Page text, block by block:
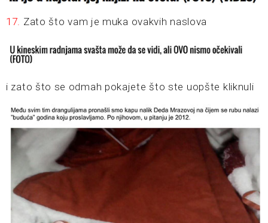
17. Zato što vam je muka ovakvih naslova
i zato što se odmah pokajete što ste uopšte kliknuli